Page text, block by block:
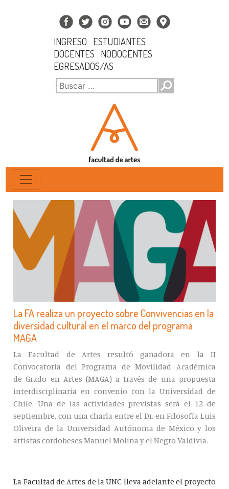
INGRESO
ESTUDIANTES
DOCENTES
NODOCENTES
EGRESADOS/AS
La FA realiza un proyecto sobre Convivencias en la
diversidad cultural en el marco del programa
MAGA
La Facultad de Artes resultó ganadora en la II
Convocatoria del Programa de Movilidad Académica
de Grado en Artes (MAGA) a través de una propuesta
interdisciplinaria en convenio con la Universidad de
Chile. Una de las actividades previstas será el 12 de
septiembre, con una charla entre el Dr. en Filosofía Luis
Oliveira de la Universidad Autónoma de México y los
artistas cordobeses Manuel Molina y el Negro Valdivia.
La Facultad de Artes de la UNC lleva adelante el proyecto